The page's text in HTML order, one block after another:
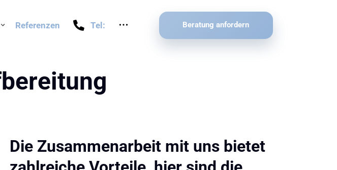
Referenzen Tel:
Karriere
Beratung anfordern
Die Zusammenarbeit mit uns bietet